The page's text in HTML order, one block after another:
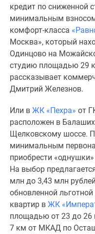
кредит по сниженной
минимальным
комфорт-класса
Москва», который
Одинцово на
студию площадью 29
рассказывает
Дмитрий Железнов.
Или в ЖК «Пехра» от
расположен в
Щелковскому шоссе.
минимальным
приобрести
На выбор
млн до 3,43 млн
обновленной
квартир в ЖК
площадью от 23 до 26
7 км от МКАД по